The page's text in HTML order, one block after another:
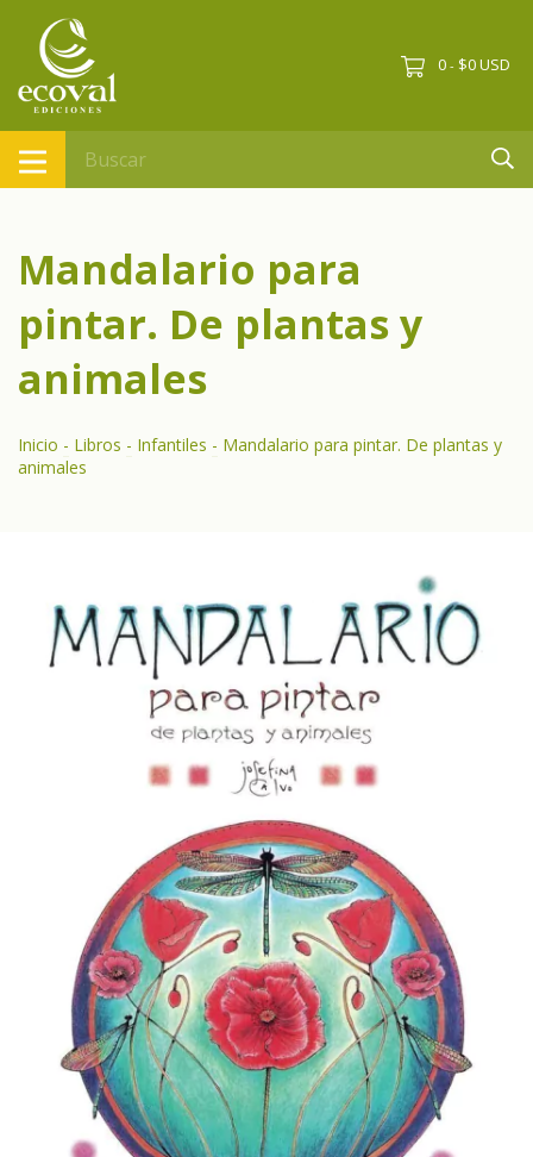
0 - $0 USD
Mandalario para
pintar. De plantas y
animales
Inicio - Libros - Infantiles - Mandalario para pintar. De plantas y
animales